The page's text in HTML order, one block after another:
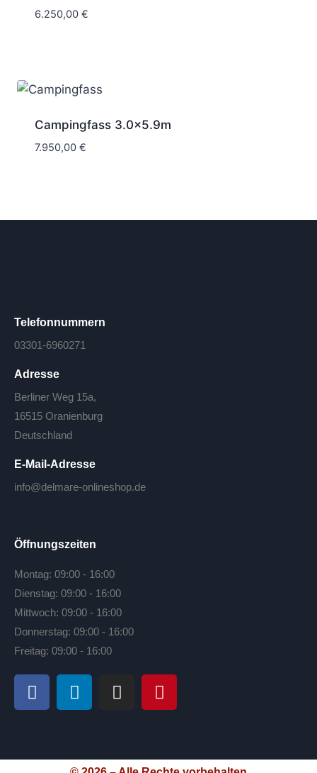
6.250,00 €
Campingfass 3.0×5.9m
7.950,00 €
Telefonnummern
03301-6960271
Adresse
Berliner Weg 15a,
16515 Oranienburg
Deutschland
E-Mail-Adresse
info@delmare-onlineshop.de
Öffnungszeiten
Montag: 09:00 - 16:00
Dienstag: 09:00 - 16:00
Mittwoch: 09:00 - 16:00
Donnerstag: 09:00 - 16:00
Freitag: 09:00 - 16:00